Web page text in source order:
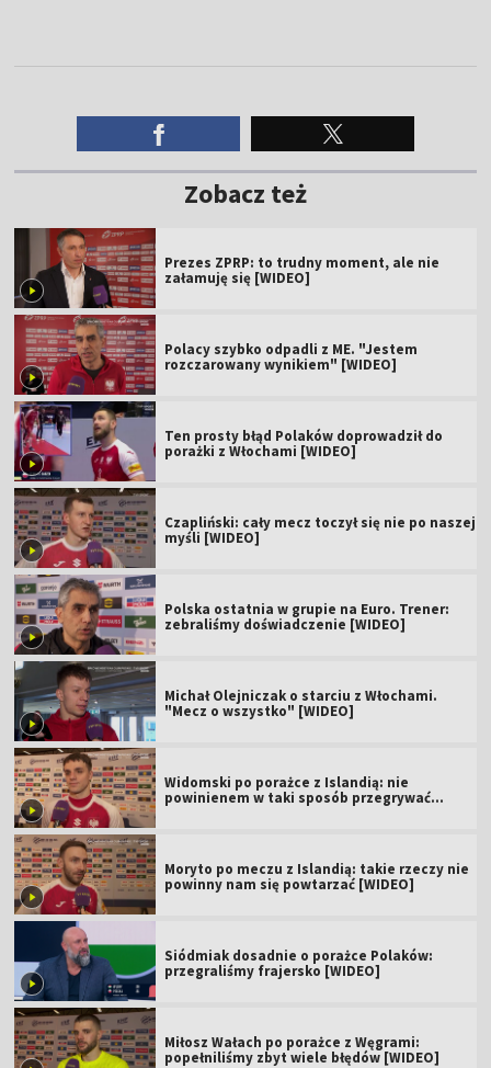
Zobacz też
Prezes ZPRP: to trudny moment, ale nie
załamuję się [WIDEO]
Polacy szybko odpadli z ME. "Jestem
rozczarowany wynikiem" [WIDEO]
Ten prosty błąd Polaków doprowadził do
porażki z Włochami [WIDEO]
Czapliński: cały mecz toczył się nie po naszej
myśli [WIDEO]
Polska ostatnia w grupie na Euro. Trener:
zebraliśmy doświadczenie [WIDEO]
Michał Olejniczak o starciu z Włochami.
"Mecz o wszystko" [WIDEO]
Widomski po porażce z Islandią: nie
powinienem w taki sposób przegrywać
Moryto po meczu z Islandią: takie rzeczy nie
powinny nam się powtarzać [WIDEO]
Siódmiak dosadnie o porażce Polaków:
przegraliśmy frajersko [WIDEO]
Miłosz Wałach po porażce z Węgrami:
popełniliśmy zbyt wiele błędów [WIDEO]